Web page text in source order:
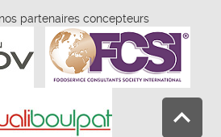
partenaires concepteurs